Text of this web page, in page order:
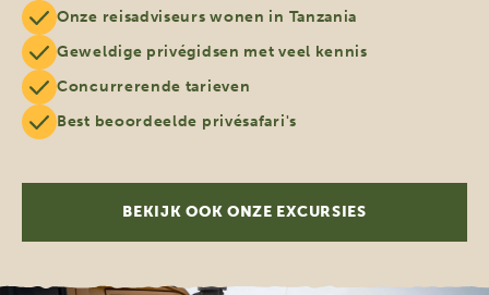
Onze reisadviseurs wonen in Tanzania
Geweldige privégidsen met veel kennis
Concurrerende tarieven
Best beoordeelde privésafari's
BEKIJK OOK ONZE EXCURSIES